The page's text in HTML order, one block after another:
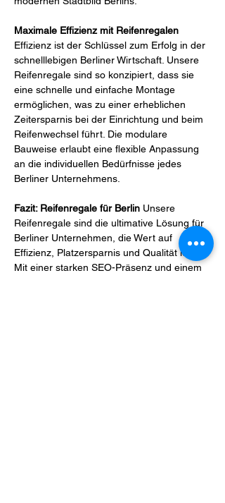
Maximale Effizienz mit Reifenregalen
Effizienz ist der Schlüssel zum Erfolg in der
schnelllebigen Berliner Wirtschaft. Unsere
Reifenregale sind so konzipiert, dass sie
eine schnelle und einfache Montage
ermöglichen, was zu einer erheblichen
Zeitersparnis bei der Einrichtung und beim
Reifenwechsel führt. Die modulare
Bauweise erlaubt eine flexible Anpassung
an die individuellen Bedürfnisse jedes
Berliner Unternehmens.
Fazit: Reifenregale für Berlin Unsere
Reifenregale sind die ultimative Lösung für
Berliner Unternehmen, die Wert auf
Effizienz, Platzersparnis und Qualität legen.
Mit einer starken SEO-Präsenz und einem